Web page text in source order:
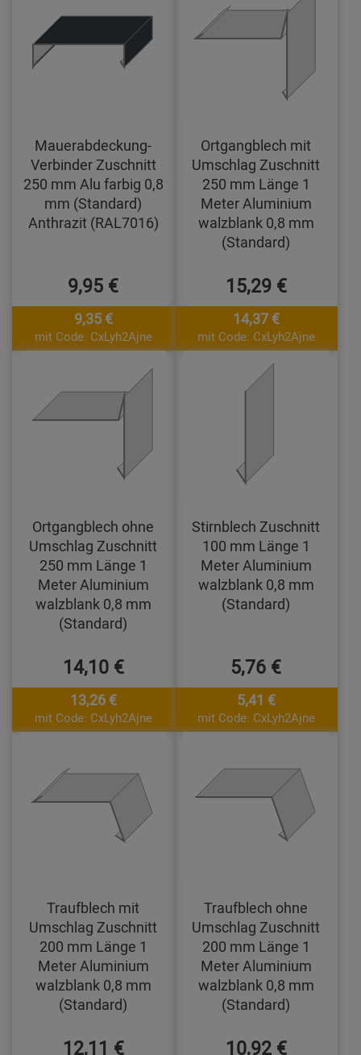
Mauerabdeckung-
Verbinder Zuschnitt
250 mm Alu farbig 0,8
mm (Standard)
Anthrazit (RAL7016)
9,95 €
9,35 €
mit Code: CxLyh2Ajne
Ortgangblech mit
Umschlag Zuschnitt
250 mm Länge 1
Meter Aluminium
walzblank 0,8 mm
(Standard)
15,29 €
14,37 €
mit Code: CxLyh2Ajne
Ortgangblech ohne
Umschlag Zuschnitt
250 mm Länge 1
Meter Aluminium
walzblank 0,8 mm
(Standard)
14,10 €
13,26 €
mit Code: CxLyh2Ajne
Stirnblech Zuschnitt
100 mm Länge 1
Meter Aluminium
walzblank 0,8 mm
(Standard)
5,76 €
5,41 €
mit Code: CxLyh2Ajne
Traufblech mit
Umschlag Zuschnitt
200 mm Länge 1
Meter Aluminium
walzblank 0,8 mm
(Standard)
12,11 €
Traufblech ohne
Umschlag Zuschnitt
200 mm Länge 1
Meter Aluminium
walzblank 0,8 mm
(Standard)
10,92 €